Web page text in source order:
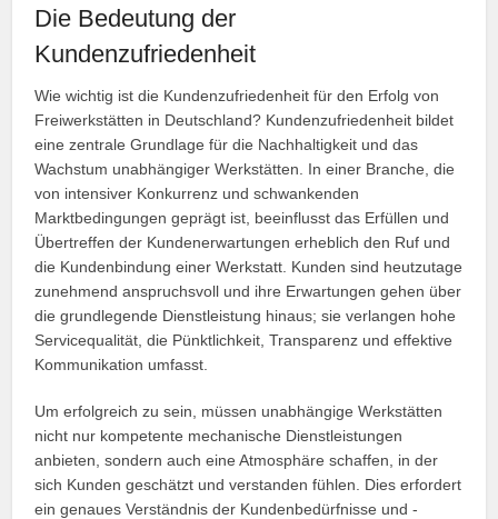
Die Bedeutung der
Kundenzufriedenheit
Wie wichtig ist die Kundenzufriedenheit für den Erfolg von
Freiwerkstätten in Deutschland? Kundenzufriedenheit bildet
eine zentrale Grundlage für die Nachhaltigkeit und das
Wachstum unabhängiger Werkstätten. In einer Branche, die
von intensiver Konkurrenz und schwankenden
Marktbedingungen geprägt ist, beeinflusst das Erfüllen und
Übertreffen der Kundenerwartungen erheblich den Ruf und
die Kundenbindung einer Werkstatt. Kunden sind heutzutage
zunehmend anspruchsvoll und ihre Erwartungen gehen über
die grundlegende Dienstleistung hinaus; sie verlangen hohe
Servicequalität, die Pünktlichkeit, Transparenz und effektive
Kommunikation umfasst.
Um erfolgreich zu sein, müssen unabhängige Werkstätten
nicht nur kompetente mechanische Dienstleistungen
anbieten, sondern auch eine Atmosphäre schaffen, in der
sich Kunden geschätzt und verstanden fühlen. Dies erfordert
ein genaues Verständnis der Kundenbedürfnisse und -